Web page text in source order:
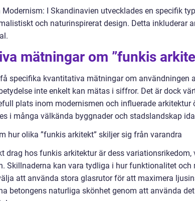
I Skandinavien utvecklades en specifik
och naturinspirerat design. Detta inkluderar
mätningar om ”funkis
specifika kvantitativa mätningar om användningen
inte enkelt kan mätas i siffror. Det är dock
plats inom modernismen och influerade arkitektur
i många välkända byggnader och stadslandskap
hur olika ”funkis arkitekt” skiljer sig från varandra
drag hos funkis arkitektur är dess
Skillnaderna kan vara tydliga i hur funktionalitet och
att använda stora glasrutor för att maximera
betongens naturliga skönhet genom att använda